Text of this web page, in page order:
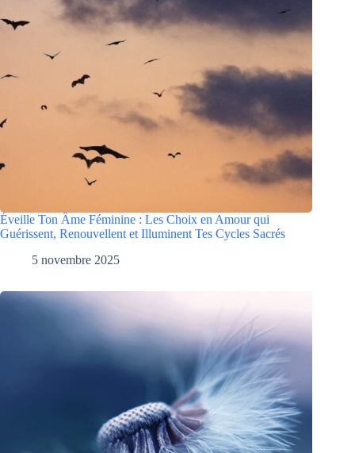
Éveille Ton Âme Féminine : Les Choix en Amour qui
Guérissent, Renouvellent et Illuminent Tes Cycles Sacrés
5 novembre 2025